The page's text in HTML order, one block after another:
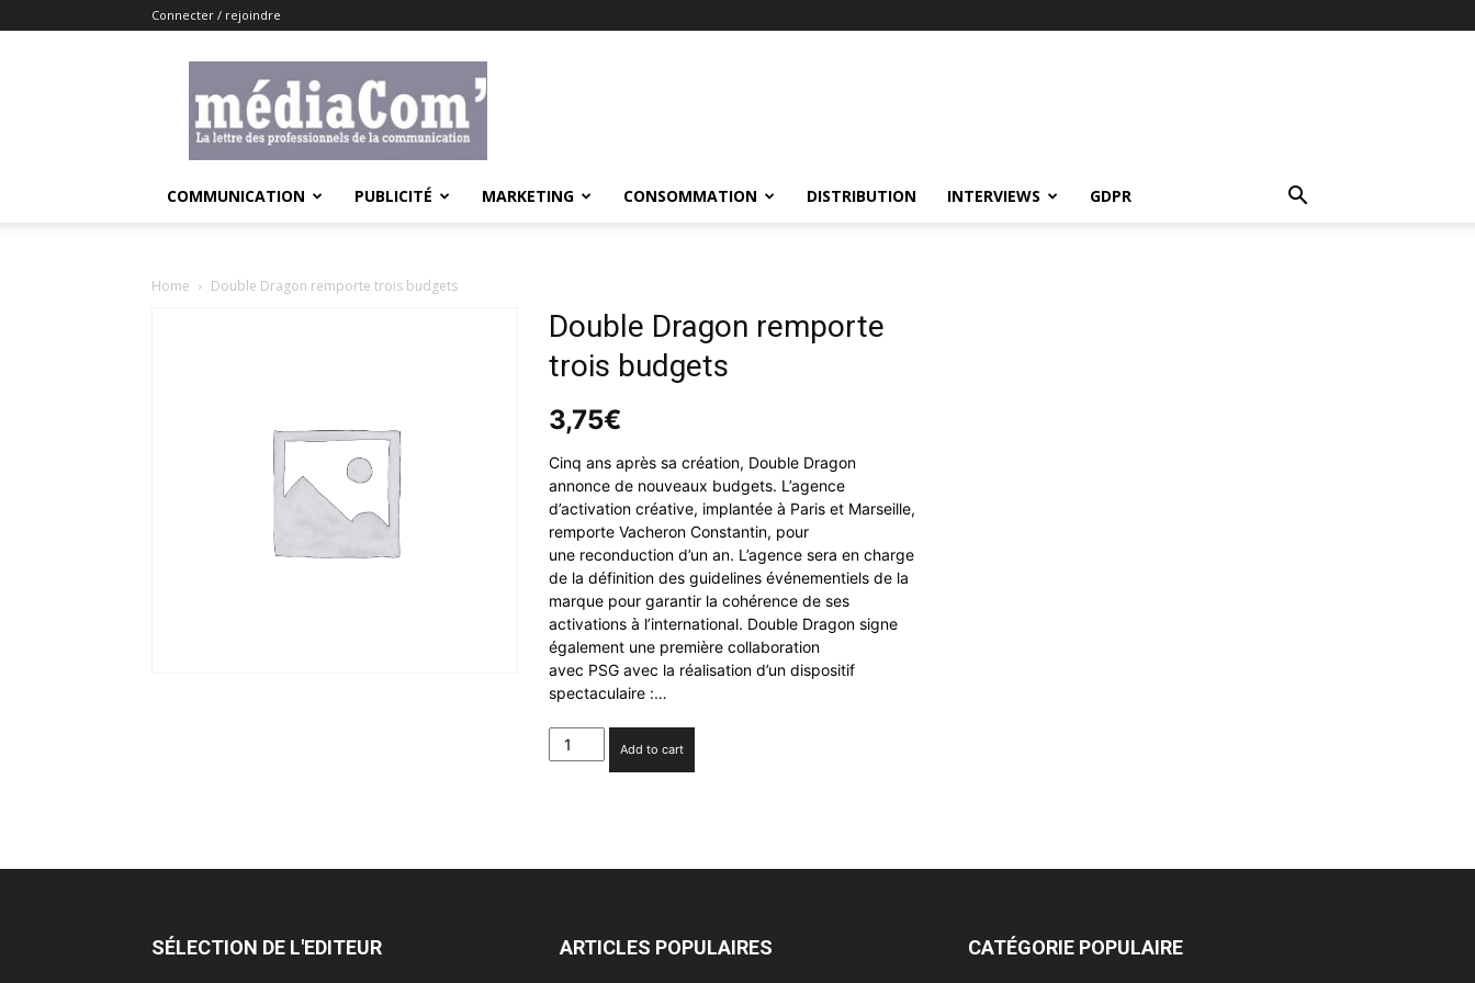
Connecter / rejoindre
COMMUNICATION PUBLICITÉ MARKETING CONSOMMATION DISTRIBUTION INTERVIEWS GDPR
Home Double Dragon remporte trois budgets
Double Dragon remporte
trois budgets
3,75€
Cinq ans après sa création, Double Dragon
annonce de nouveaux budgets. L’agence
d’activation créative, implantée à Paris et Marseille,
remporte Vacheron Constantin, pour
une reconduction d’un an. L’agence sera en charge
de la définition des guidelines événementiels de la
marque pour garantir la cohérence de ses
activations à l’international. Double Dragon signe
également une première collaboration
avec PSG avec la réalisation d’un dispositif
spectaculaire :…
Double
Dragon
Add to cart
SÉLECTION DE L'EDITEUR ARTICLES POPULAIRES CATÉGORIE POPULAIRE